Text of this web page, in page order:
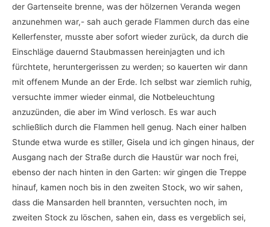
der Gartenseite brenne, was der hölzernen Veranda wegen
anzunehmen war,- sah auch gerade Flammen durch das eine
Kellerfenster, musste aber sofort wieder zurück, da durch die
Einschläge dauernd Staubmassen hereinjagten und ich
fürchtete, heruntergerissen zu werden; so kauerten wir dann
mit offenem Munde an der Erde. Ich selbst war ziemlich ruhig,
versuchte immer wieder einmal, die Notbeleuchtung
anzuzünden, die aber im Wind verlosch. Es war auch
schließlich durch die Flammen hell genug. Nach einer halben
Stunde etwa wurde es stiller, Gisela und ich gingen hinaus, der
Ausgang nach der Straße durch die Haustür war noch frei,
ebenso der nach hinten in den Garten: wir gingen die Treppe
hinauf, kamen noch bis in den zweiten Stock, wo wir sahen,
dass die Mansarden hell brannten, versuchten noch, im
zweiten Stock zu löschen, sahen ein, dass es vergeblich sei,